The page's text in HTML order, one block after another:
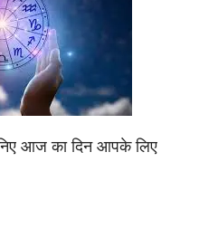
आज का दिन आपके लिए